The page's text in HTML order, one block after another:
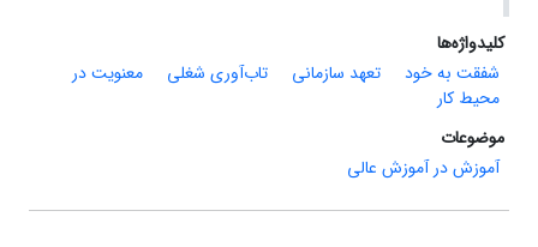
کلیدواژه‌ها
شفقت به خود
تعهد سازمانی تاب‌آوری شغلی
معنویت در
محیط کار
موضوعات
آموزش در آموزش عالی